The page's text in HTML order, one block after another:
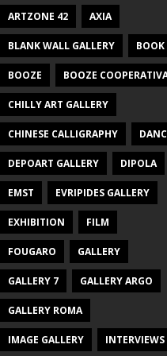
ARTZONE 42 AXIA
BLANK WALL GALLERY BOOK
BOOZE BOOZE
CHILLY ART GALLERY
CHINESE CALLIGRAPHY
DEPOART GALLERY DIPOLA
EMST EVRIPIDES GALLERY
EXHIBITION FILM
FOUGARO GALLERY
GALLERY 7 GALLERY ARGO
GALLERY ROMA
IMAGE GALLERY INTERVIEWS